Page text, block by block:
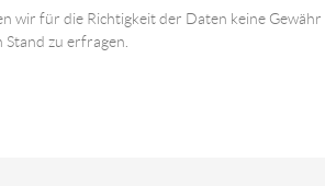
für die Richtigkeit der Daten keine
zu erfragen.